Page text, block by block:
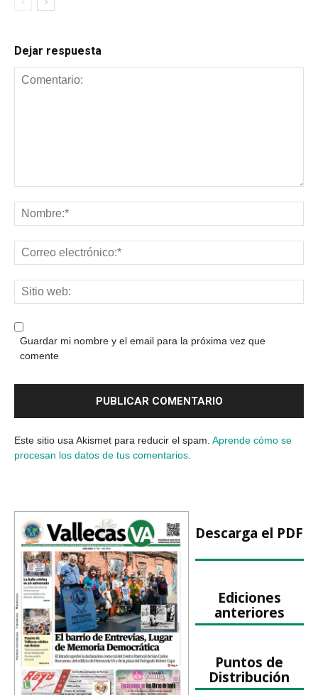
Dejar respuesta
Guardar mi nombre y el email para la próxima vez que
comente
Este sitio usa Akismet para reducir el spam. Aprende cómo se
procesan los datos de tus comentarios.
Descarga el PDF
Ediciones
anteriores
Puntos de
Distribución